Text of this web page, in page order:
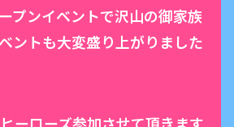
プンイベントで沢山の御家族
ントも大変盛り上がりました